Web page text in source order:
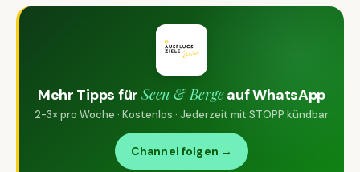
Mehr Tipps für Seen & Bergeauf WhatsApp
2-3× pro Woche · Kostenlos · Jederzeit mit STOPP kündbar
Channel folgen →